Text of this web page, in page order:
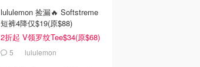
lululemon 捡漏🔥 Softstreme
短裤4降仅$19(原$88)
2折起 V领罗纹Tee$34(原$68)
5 lululemon